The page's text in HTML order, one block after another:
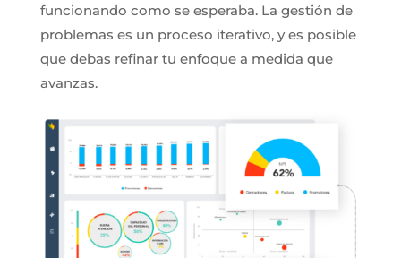
funcionando como se esperaba. La gestión de
problemas es un proceso iterativo, y es posible
que debas refinar tu enfoque a medida que
avanzas.